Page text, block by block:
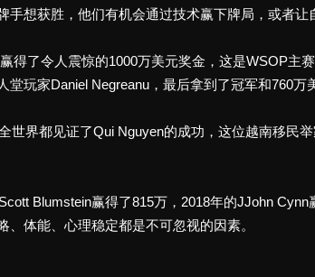
手想获胜，他们有机会通过技术赢下牌局，或者让
得了令人震惊的1000万美元奖金，这是WSOP主
堂玩家Daniel Negreanu，最后拿到了冠军和760万
世界都见证了Qui Nguyen的成功，这位越南移民
Blumstein赢得了815万，2018年的JJohn
、体能、心理稳定都是不可忽视的因素。